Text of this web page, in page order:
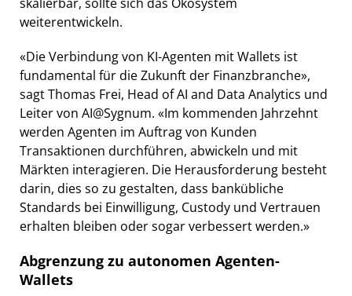
weiterentwickeln.
«Die Verbindung von KI-Agenten mit Wallets ist
fundamental für die Zukunft der Finanzbranche»,
sagt Thomas Frei, Head of AI and Data Analytics und
Leiter von AI@Sygnum. «Im kommenden Jahrzehnt
werden Agenten im Auftrag von Kunden
Transaktionen durchführen, abwickeln und mit
Märkten interagieren. Die Herausforderung besteht
darin, dies so zu gestalten, dass bankübliche
Standards bei Einwilligung, Custody und Vertrauen
erhalten bleiben oder sogar verbessert werden.»
Abgrenzung zu autonomen Agenten-
Wallets